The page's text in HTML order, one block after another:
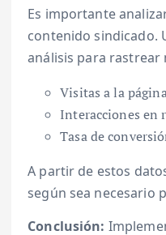
Es importante
contenido sindicado.
análisis para rastrear
Visitas a la
Interacciones en
Tasa de
A partir de estos
según sea necesario
Conclusión: